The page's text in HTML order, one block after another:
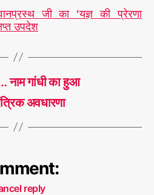
जी का ‘यज्ञ की प्रेरणा
उपदेश
नाम गांधी का हुआ
अवधारणा
reply